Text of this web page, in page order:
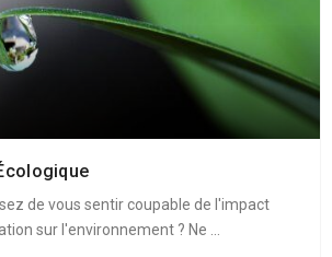
de vous sentir coupable de l'impact
sur l'environnement ? Ne ...